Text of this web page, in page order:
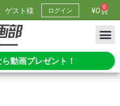
ゲスト様 ログイン ¥0 0
動画プレゼント！